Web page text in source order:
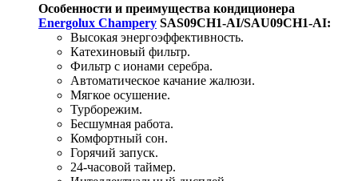
Особенности и преимущества кондиционера
Energolux Champery SAS09CH1-AI/SAU09CH1-AI:
Высокая энергоэффективность.
Катехиновый фильтр.
Фильтр с ионами серебра.
Автоматическое качание жалюзи.
Мягкое осушение.
Турборежим.
Бесшумная работа.
Комфортный сон.
Горячий запуск.
24-часовой таймер.